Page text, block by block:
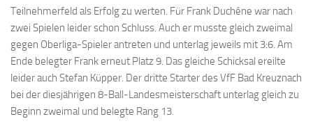
Teilnehmerfeld als Erfolg zu werten. Für Frank Duchêne war nach
zwei Spielen leider schon Schluss. Auch er musste gleich zweimal
gegen Oberliga-Spieler antreten und unterlag jeweils mit 3:6. Am
Ende belegter Frank erneut Platz 9. Das gleiche Schicksal ereilte
leider auch Stefan Küpper. Der dritte Starter des VfF Bad Kreuznach
bei der diesjährigen 8-Ball-Landesmeisterschaft unterlag gleich zu
Beginn zweimal und belegte Rang 13.